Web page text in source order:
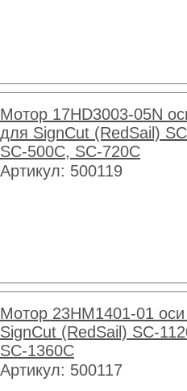
Мотор 17HD3003-05N
для SignCut (RedSail)
SC-500C, SC-720C
Артикул: 500119
Мотор 23HM1401-01
SignCut (RedSail) SC-
SC-1360C
Артикул: 500117